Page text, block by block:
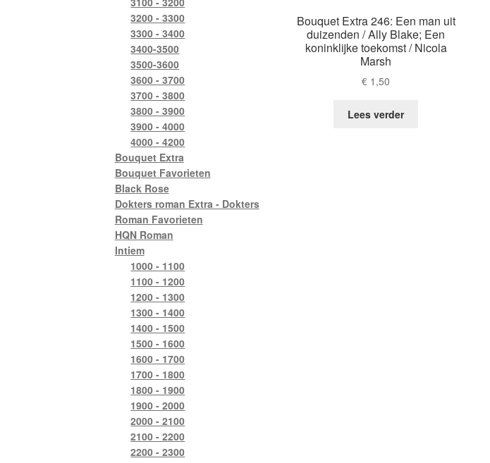
Bouquet Extra 246: Een man uit
duizenden / Ally Blake; Een
koninklijke toekomst / Nicola
Marsh
€ 1,50
Lees verder
3200 - 3300
3300 - 3400
3400-3500
3500-3600
3600 - 3700
3700 - 3800
3800 - 3900
3900 - 4000
4000 - 4200
Bouquet Extra
Bouquet Favorieten
Black Rose
Dokters roman Extra - Dokters
Roman Favorieten
HQN Roman
Intiem
1000 - 1100
1100 - 1200
1200 - 1300
1300 - 1400
1400 - 1500
1500 - 1600
1600 - 1700
1700 - 1800
1800 - 1900
1900 - 2000
2000 - 2100
2100 - 2200
2200 - 2300